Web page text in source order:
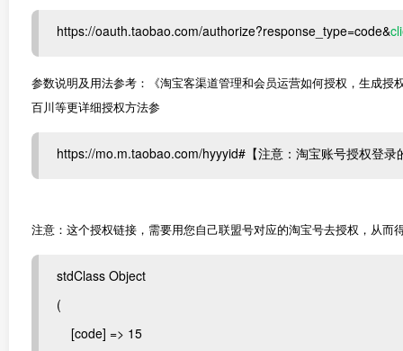
https://oauth.taobao.com/authorize?response_type=code&
参数说明及用法参考：《淘宝客渠道管理和会员运营如何授权，生成授
百川等更详细授权方法参
https://mo.m.taobao.com/hyyyid#【注意：淘宝账号授权登
注意：这个授权链接，需要用您自己联盟号对应的淘宝号去授权，从
stdClass Object
(
[code] => 15